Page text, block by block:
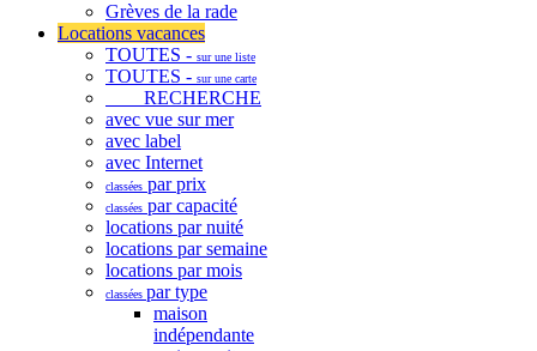
Grèves de la rade
Locations vacances
TOUTES - sur une liste
TOUTES - sur une carte
RECHERCHE
avec vue sur mer
avec label
avec Internet
classées par prix
classées par capacité
locations par nuité
locations par semaine
locations par mois
classées par type
maison
indépendante